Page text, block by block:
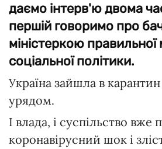
даємо інтерв'ю двома
першій говоримо про
міністеркою правильної
соціальної політики.
Україна зайшла в
урядом.
І влада, і суспільство
коронавірусний шок і